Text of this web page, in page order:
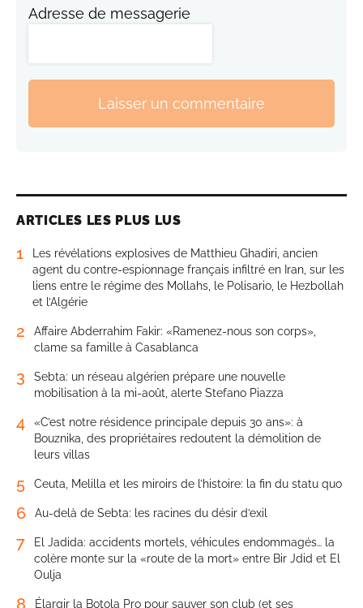
Adresse de messagerie
Laisser un commentaire
ARTICLES LES PLUS LUS
1
Les révélations explosives de Matthieu Ghadiri, ancien
agent du contre-espionnage français infiltré en Iran, sur les
liens entre le régime des Mollahs, le Polisario, le Hezbollah
et l’Algérie
2
Affaire Abderrahim Fakir: «Ramenez-nous son corps»,
clame sa famille à Casablanca
3
Sebta: un réseau algérien prépare une nouvelle
mobilisation à la mi-août, alerte Stefano Piazza
4
«C’est notre résidence principale depuis 30 ans»: à
Bouznika, des propriétaires redoutent la démolition de
leurs villas
5 Ceuta, Melilla et les miroirs de l’histoire: la fin du statu quo
6 Au-delà de Sebta: les racines du désir d’exil
7
El Jadida: accidents mortels, véhicules endommagés… la
colère monte sur la «route de la mort» entre Bir Jdid et El
Oulja
8
Élargir la Botola Pro pour sauver son club (et ses